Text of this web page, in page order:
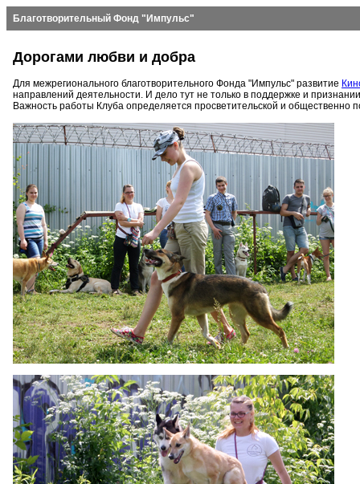
Благотворительный Фонд "Импульс"
Дорогами любви и добра
Для межрегионального благотворительного Фонда "Импульс" развитие
направлений деятельности. И дело тут не только в поддержке и
Важность работы Клуба определяется просветительской и общественно